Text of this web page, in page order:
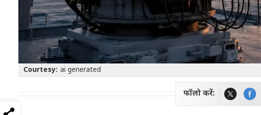
Courtesy: ai generated
फॉलो करें: